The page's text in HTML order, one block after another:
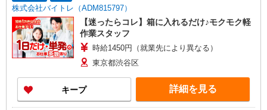
株式会社バイトレ（ADM815797）
【迷ったらコレ】箱に入れるだけ♪モクモク軽
作業スタッフ
時給1450円（就業先により異なる）
東京都渋谷区
キープ 詳細を見る